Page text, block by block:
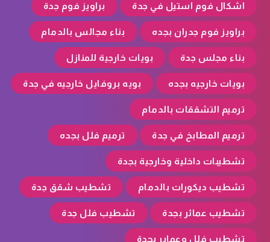
اشكال فوم استيل في جدة براويز فوم جدة
براويز فوم جدران بجده بناء مجالس بالدمام
بناء مجلس جدة بويات خارجية للمنازل
بويات خارجيه بجده بويه بروفايل خارجيه في جدة
ترميم التشققات بالدمام
ترميم المطابخ في جدة ترميم فلل بجده
تشطيبات داخلية وخارجية بجدة
تشطيب ديكورات بالدمام تشطيب شقق جدة
تشطيب عمائر بجدة تشطيب فلل جدة
تشطيب فلل وعماير بجدة